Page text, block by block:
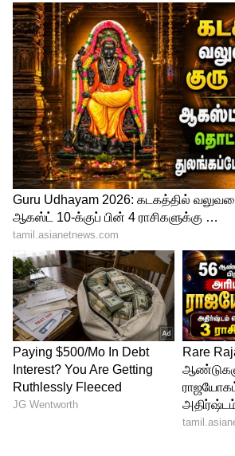
Mahindra : டாடா சியாராவுக்கு
2 புது SUV-க்களை களத்தில்
இறக்கிவிடும் மஹிந்திரா...!
Grand Vitara Offer: ரூ.1.65 லட்சம்
தள்ளுபடி! மைலேஜ் கிங் SUV
சூப்பர் சான்ஸ்!
3
3
Image Credit :X
மாருதி பிரெஸ்ஸா
ஒரு காலத்தில் இந்த பிரிவில்
வலுவான மாடல்களில்
மாருதி பிரெஸ்ஸா, ஜூன்
யூனிட்கள் விற்பனையுடன்